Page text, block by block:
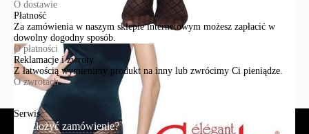
O dostawie
Płatność
Za zamówienia w naszym sklepie internetowym możesz zapłacić w
dowolny dogodny sposób.
O płatności
Reklamacje i zwroty
Z łatwością wymienimy produkt na inny lub zwrócimy Ci pieniądze.
O zwrotach
Serwis
Jak złożyć zamówienie?